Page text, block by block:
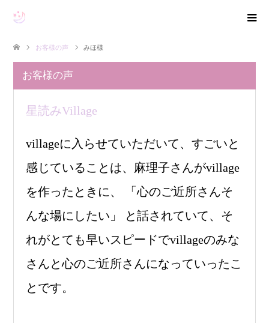
お客様の声 みほ様
お客様の声
星読みVillage
villageに入らせていただいて、すごいと
感じていることは、麻理子さんがvillage
を作ったときに、 「心のご近所さんそ
んな場にしたい」 と話されていて、そ
れがとても早いスピードでvillageのみな
さんと心のご近所さんになっていったこ
とです。